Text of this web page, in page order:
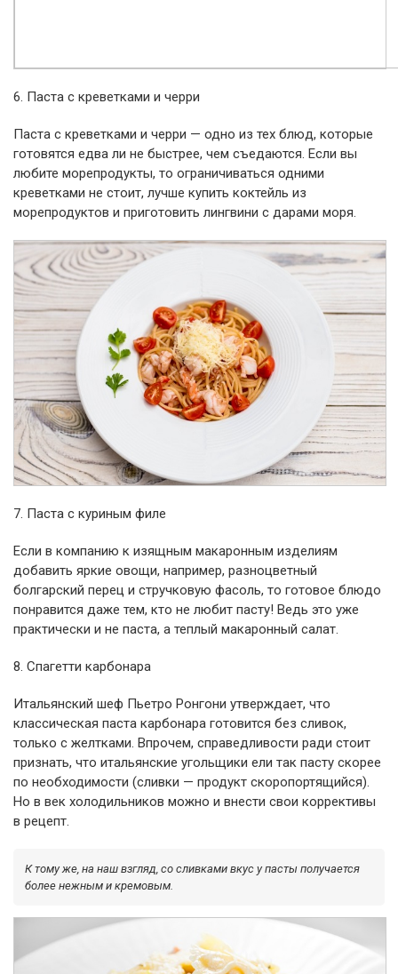
6. Паста с креветками и черри
Паста с креветками и черри — одно из тех блюд, которые
готовятся едва ли не быстрее, чем съедаются. Если вы
любите морепродукты, то ограничиваться одними
креветками не стоит, лучше купить коктейль из
морепродуктов и приготовить лингвини с дарами моря.
7. Паста с куриным филе
Если в компанию к изящным макаронным изделиям
добавить яркие овощи, например, разноцветный
болгарский перец и стручковую фасоль, то готовое блюдо
понравится даже тем, кто не любит пасту! Ведь это уже
практически и не паста, а теплый макаронный салат.
8. Спагетти карбонара
Итальянский шеф Пьетро Ронгони утверждает, что
классическая паста карбонара готовится без сливок,
только с желтками. Впрочем, справедливости ради стоит
признать, что итальянские угольщики ели так пасту скорее
по необходимости (сливки — продукт скоропортящийся).
Но в век холодильников можно и внести свои коррективы
в рецепт.
К тому же, на наш взгляд, со сливками вкус у пасты получается
более нежным и кремовым.